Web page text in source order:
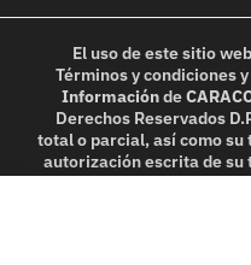
El uso de este sitio
Términos y condicionesy
Informaciónde
Derechos Reservados
total o parcial, así como
autorización escrita de
in part, or translation